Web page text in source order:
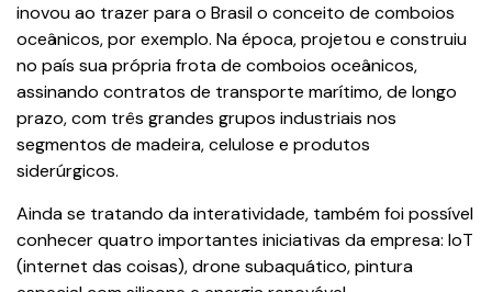
inovou ao trazer para o Brasil o conceito de comboios
oceânicos, por exemplo. Na época, projetou e construiu
no país sua própria frota de comboios oceânicos,
assinando contratos de transporte marítimo, de longo
prazo, com três grandes grupos industriais nos
segmentos de madeira, celulose e produtos
siderúrgicos.
Ainda se tratando da interatividade, também foi possível
conhecer quatro importantes iniciativas da empresa: IoT
(internet das coisas), drone subaquático, pintura